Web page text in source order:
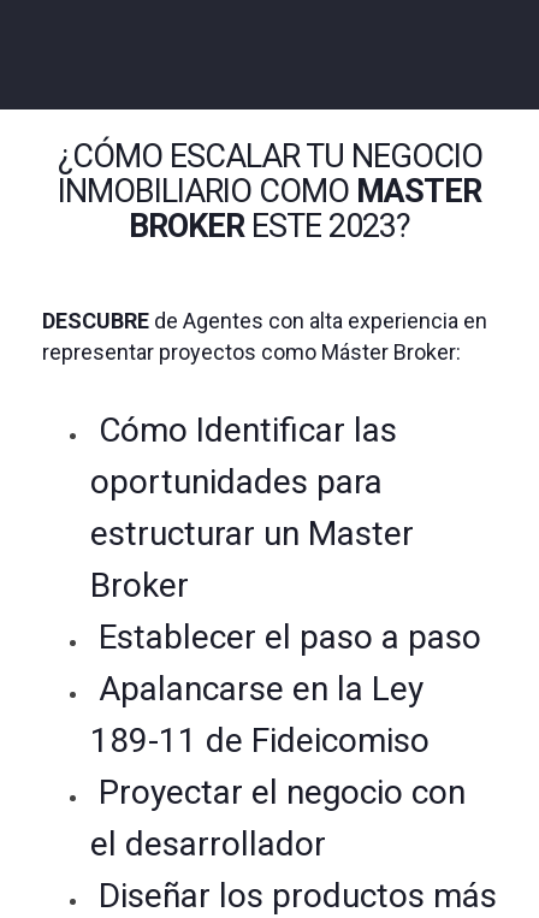
¿CÓMO ESCALAR TU NEGOCIO
INMOBILIARIO COMO MASTER
BROKERESTE 2023?
DESCUBRE de Agentes con alta experiencia en
representar proyectos como Máster Broker:
Cómo Identificar las
oportunidades para
estructurar un Master
Broker
Establecer el paso a paso
Apalancarse en la Ley
189-11 de Fideicomiso
Proyectar el negocio con
el desarrollador
Diseñar los productos más